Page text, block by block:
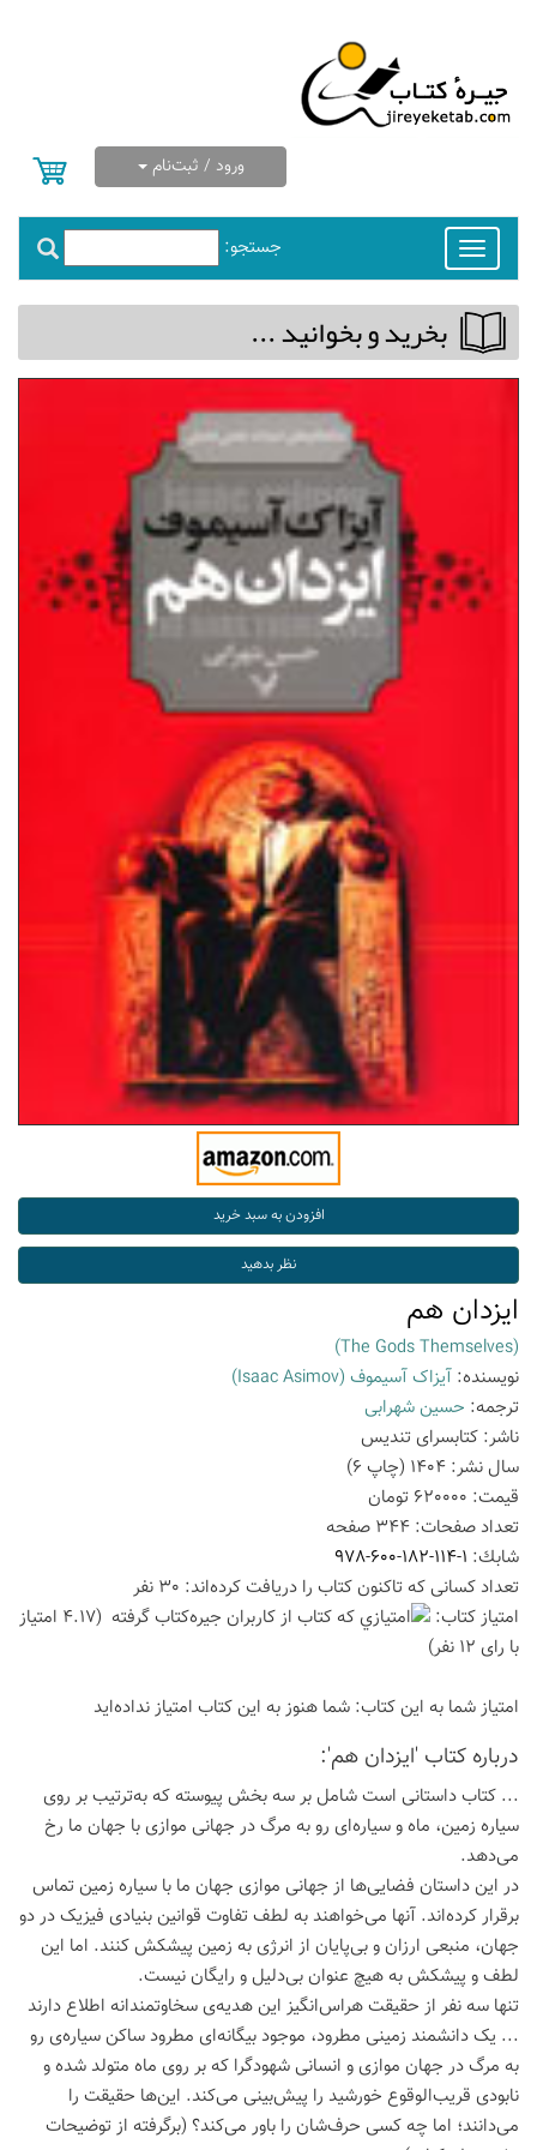
ورود / ثبت‌نام
جستجو:
Toggle
navigation
بخريد و بخوانيد ...
ایزدان هم
(The Gods Themselves)
نویسنده: آیزاک آسیموف (Isaac Asimov)
ترجمه: حسین شهرابی
ناشر: کتابسرای تندیس
سال نشر: 1404 (چاپ 6
)
قیمت: 620000 تومان
تعداد صفحات: 344 صفحه
شابك: 978-600-182-114-1
تعداد كسانی كه تاكنون كتاب را دریافت كرده‌اند: 30 نفر
امتیاز كتاب:
(4.17 امتیاز
با رای 12 نفر)
امتیاز شما به این كتاب: شما هنوز به این كتاب امتیاز نداده‌اید
درباره كتاب 'ایزدان هم':
... کتاب داستانی است شامل بر سه بخش پیوسته که به‌ترتیب بر روی
سیاره زمین، ماه و سیاره‌ای رو به مرگ در جهانی موازی با جهان ما رخ
می‌دهد.
در این داستان فضایی‌ها از جهانی موازی جهان ما با سیاره زمین تماس
برقرار کرده‌اند. آنها می‌خواهند به لطف تفاوت قوانین بنیادی فیزیک در دو
جهان، منبعی ارزان و بی‌پایان از انرژی به زمین پیشکش کنند. اما این
لطف و پیشکش به هیچ عنوان بی‌دلیل و رایگان نیست.
تنها سه نفر از حقیقت هراس‌انگیز این هدیه‌ی سخاوتمندانه اطلاع دارند
... یک دانشمند زمینی مطرود، موجود بیگانه‌ای مطرود ساکن سیاره‌ی رو
به مرگ در جهان موازی و انسانی شهودگرا که بر روی ماه متولد شده و
نابودی قریب‌الوقوع خورشید را پیش‌بینی می‌کند. این‌ها حقیقت را
می‌دانند؛ اما چه کسی حرف‌شان را باور می‌کند؟ (برگرفته از توضیحات